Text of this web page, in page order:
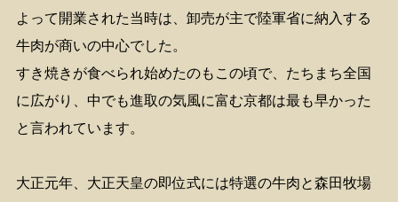
よって開業された当時は、卸売が主で陸軍省に納入する
牛肉が商いの中心でした。
すき焼きが食べられ始めたのもこの頃で、たちまち全国
に広がり、中でも進取の気風に富む京都は最も早かった
と言われています。
大正元年、大正天皇の即位式には特選の牛肉と森田牧場